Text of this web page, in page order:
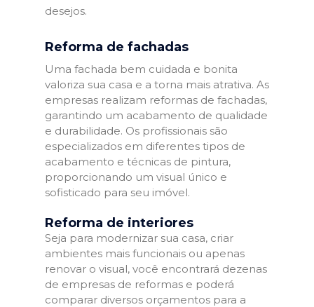
desejos.
Reforma de fachadas
Uma fachada bem cuidada e bonita
valoriza sua casa e a torna mais atrativa. As
empresas realizam reformas de fachadas,
garantindo um acabamento de qualidade
e durabilidade. Os profissionais são
especializados em diferentes tipos de
acabamento e técnicas de pintura,
proporcionando um visual único e
sofisticado para seu imóvel.
Reforma de interiores
Seja para modernizar sua casa, criar
ambientes mais funcionais ou apenas
renovar o visual, você encontrará dezenas
de empresas de reformas e poderá
comparar diversos orçamentos para a